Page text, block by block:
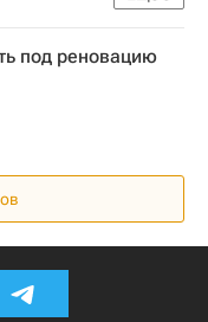
Москве
под реновацию